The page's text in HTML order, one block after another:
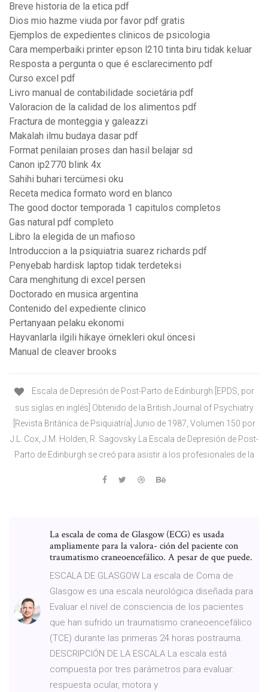
Breve historia de la etica pdf
Dios mio hazme viuda por favor pdf gratis
Ejemplos de expedientes clinicos de psicologia
Cara memperbaiki printer epson l210 tinta biru tidak keluar
Resposta a pergunta o que é esclarecimento pdf
Curso excel pdf
Livro manual de contabilidade societária pdf
Valoracion de la calidad de los alimentos pdf
Fractura de monteggia y galeazzi
Makalah ilmu budaya dasar pdf
Format penilaian proses dan hasil belajar sd
Canon ip2770 blink 4x
Sahihi buhari tercümesi oku
Receta medica formato word en blanco
The good doctor temporada 1 capitulos completos
Gas natural pdf completo
Libro la elegida de un mafioso
Introduccion a la psiquiatria suarez richards pdf
Penyebab hardisk laptop tidak terdeteksi
Cara menghitung di excel persen
Doctorado en musica argentina
Contenido del expediente clinico
Pertanyaan pelaku ekonomi
Hayvanlarla ilgili hikaye örnekleri okul öncesi
Manual de cleaver brooks
Escala de Depresión de Post-Parto de Edinburgh [EPDS, por
sus siglas en inglés] Obtenido de la British Journal of Psychiatry
[Revista Británica de Psiquiatría] Junio de 1987, Volumen 150 por
J.L. Cox, J.M. Holden, R. Sagovsky La Escala de Depresión de Post-
Parto de Edinburgh se creó para asistir a los profesionales de la
La escala de coma de Glasgow (ECG) es usada
ampliamente para la valora- ción del paciente con
traumatismo craneoencefálico. A pesar de que puede.
ESCALA DE GLASGOW La escala de Coma de
Glasgow es una escala neurológica diseñada para
Evaluar el nivel de consciencia de los pacientes
que han sufrido un traumatismo craneoencefálico
(TCE) durante las primeras 24 horas postrauma.
DESCRIPCIÓN DE LA ESCALA La escala está
compuesta por tres parámetros para evaluar:
respuesta ocular, motora y